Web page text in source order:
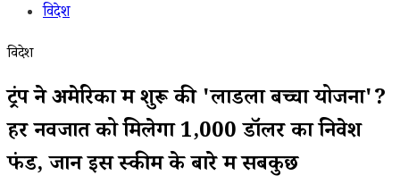
विदेश
विदेश
ट्रंप ने अमेरिका में शुरू की 'लाडला बच्चा योजना'?
हर नवजात को मिलेगा 1,000 डॉलर का निवेश
फंड, जानें इस स्कीम के बारे में सबकुछ